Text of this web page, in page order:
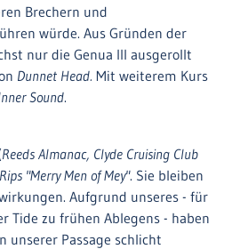
Brechern und
würde. Aus Gründen der
nur die Genua III ausgerollt
Dunnet Head. Mit weiterem Kurs
Sound.
Reeds Almanac, Clyde Cruising Club
"Merry Men of Mey". Sie bleiben
Aufgrund unseres - für
Tide zu frühen Ablegens - haben
unserer Passage schlicht